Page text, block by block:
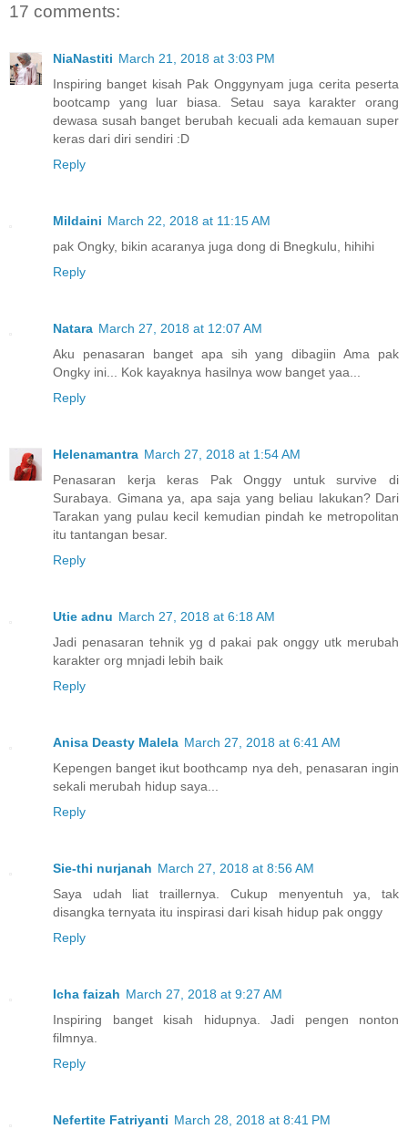
17 comments:
NiaNastiti March 21, 2018 at 3:03 PM
Inspiring banget kisah Pak Onggynyam juga cerita peserta
bootcamp yang luar biasa. Setau saya karakter orang
dewasa susah banget berubah kecuali ada kemauan super
keras dari diri sendiri :D
Reply
Mildaini March 22, 2018 at 11:15 AM
pak Ongky, bikin acaranya juga dong di Bnegkulu, hihihi
Reply
Natara March 27, 2018 at 12:07 AM
Aku penasaran banget apa sih yang dibagiin Ama pak
Ongky ini... Kok kayaknya hasilnya wow banget yaa...
Reply
Helenamantra March 27, 2018 at 1:54 AM
Penasaran kerja keras Pak Onggy untuk survive di
Surabaya. Gimana ya, apa saja yang beliau lakukan? Dari
Tarakan yang pulau kecil kemudian pindah ke metropolitan
itu tantangan besar.
Reply
Utie adnu March 27, 2018 at 6:18 AM
Jadi penasaran tehnik yg d pakai pak onggy utk merubah
karakter org mnjadi lebih baik
Reply
Anisa Deasty Malela March 27, 2018 at 6:41 AM
Kepengen banget ikut boothcamp nya deh, penasaran ingin
sekali merubah hidup saya...
Reply
Sie-thi nurjanah March 27, 2018 at 8:56 AM
Saya udah liat traillernya. Cukup menyentuh ya, tak
disangka ternyata itu inspirasi dari kisah hidup pak onggy
Reply
Icha faizah March 27, 2018 at 9:27 AM
Inspiring banget kisah hidupnya. Jadi pengen nonton
filmnya.
Reply
Nefertite Fatriyanti March 28, 2018 at 8:41 PM